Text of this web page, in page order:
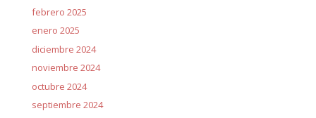
febrero 2025
enero 2025
diciembre 2024
noviembre 2024
octubre 2024
septiembre 2024